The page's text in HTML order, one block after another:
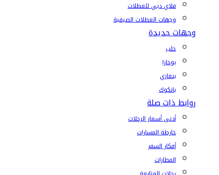
فلاي دبي للعطلات
وجهات العطلات الصيفية
وجهات جديدة
حلب
بوخارا
بنغازي
بانكوك
روابط ذات صلة
أدنى أسعار الرحلات
خارطة المسارات
أفكار السفر
المطارات